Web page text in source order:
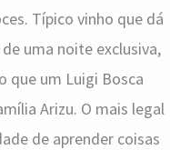
Típico vinho que dá
uma noite exclusiva,
que um Luigi Bosca
Arizu. O mais legal
de aprender coisas